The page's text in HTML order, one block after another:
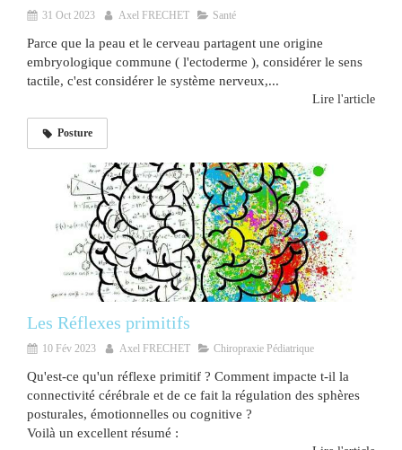
31 Oct 2023 Axel FRECHET Santé
Parce que la peau et le cerveau partagent une origine
embryologique commune ( l'ectoderme ), considérer le sens
tactile, c'est considérer le système nerveux,...
Lire l'article
Posture
Les Réflexes primitifs
10 Fév 2023 Axel FRECHET Chiropraxie Pédiatrique
Qu'est-ce qu'un réflexe primitif ? Comment impacte t-il la
connectivité cérébrale et de ce fait la régulation des sphères
posturales, émotionnelles ou cognitive ?
Voilà un excellent résumé :